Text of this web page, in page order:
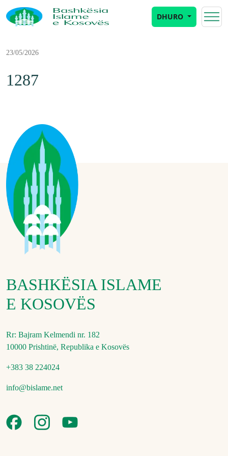
DHURO
23/05/2026
1287
BASHKËSIA ISLAME
E KOSOVËS
Rr: Bajram Kelmendi nr. 182
10000 Prishtinë, Republika e Kosovës
+383 38 224024
info@bislame.net